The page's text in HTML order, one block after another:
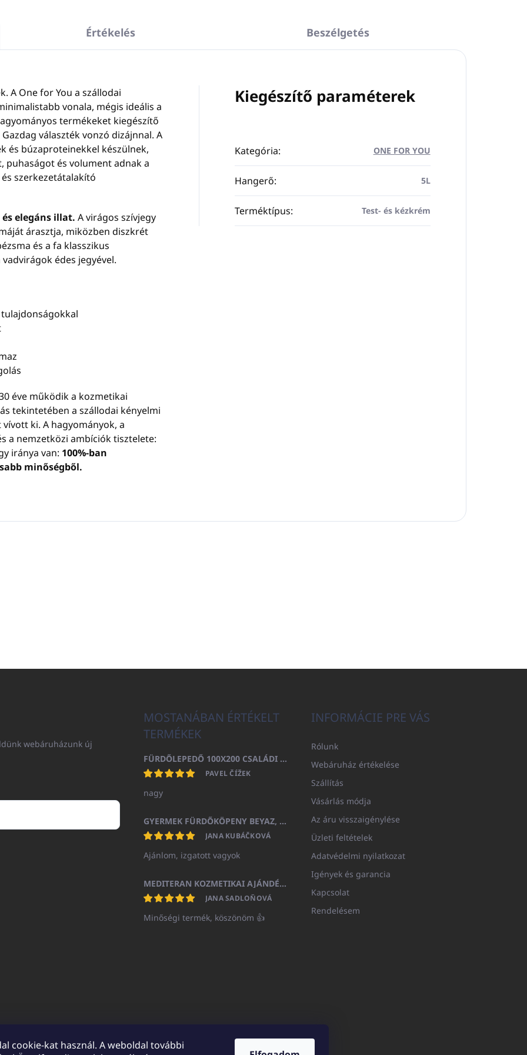
cookie-kat használ. A weboldal további
Értékelés Beszélgetés
A One for You a szállodai
vonala, mégis ideális a
termékeket kiegészítő
választék vonzó dizájnnal. A
és búzaproteinekkel készülnek,
puhaságot és volument adnak a
szerkezetátalakító
elegáns illat. A virágos szívjegy
árasztja, miközben diszkrét
és a fa klasszikus
édes jegyével.
éve működik a kozmetikai
tekintetében a szállodai kényelmi
ki. A hagyományok, a
a nemzetközi ambíciók tisztelete:
iránya van: 100%-ban
minőségből.
Kiegészítő paraméterek
Kategória: ONE FOR YOU
Hangerő: 5L
Terméktípus: Test- és kézkrém
webáruházunk új
MOSTANÁBAN ÉRTÉKELT
TERMÉKEK
FÜRDŐLEPEDŐ 100X200 CSALÁDI - TENGERÉSZKÉK (480GR)
PAVEL ČÍŽEK
nagy
GYERMEK FÜRDŐKÖPENY BEYAZ, FROTE FEHÉR KAPUCNIVAL (400GR)
JANA KUBÁČKOVÁ
Ajánlom, izgatott vagyok
MEDITERAN KOZMETIKAI AJÁNDÉKKÉSZLET
JANA SADLOŇOVÁ
Minőségi termék, köszönöm 👍
INFORMÁCIE PRE VÁS
Rólunk
Webáruház értékelése
Szállítás
Vásárlás módja
Az áru visszaigénylése
Üzleti feltételek
Adatvédelmi nyilatkozat
Igények és garancia
Kapcsolat
Rendelésem